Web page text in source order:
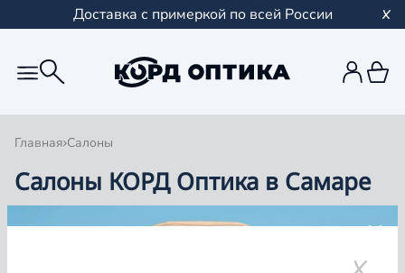
Доставка с примеркой по всей России
Главная Салоны
Салоны КОРД Оптика в Самаре
Группа компаний «Корд Оптика» - это более 100